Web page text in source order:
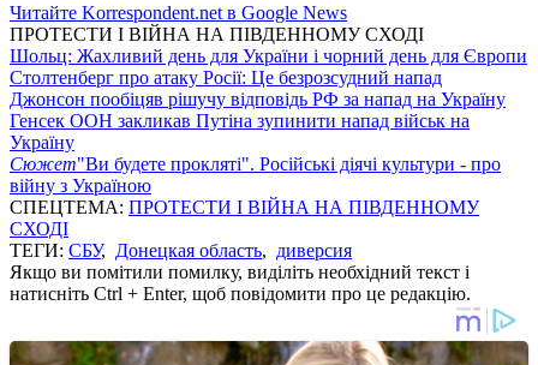
Читайте Korrespondent.net в Google News
ПРОТЕСТИ І ВІЙНА НА ПІВДЕННОМУ СХОДІ
Шольц: Жахливий день для України і чорний день для Європи
Столтенберг про атаку Росії: Це безрозсудний напад
Джонсон пообіцяв рішучу відповідь РФ за напад на Україну
Генсек ООН закликав Путіна зупинити напад військ на
Україну
Сюжет"Ви будете прокляті". Російські діячі культури - про
війну з Україною
СПЕЦТЕМА: ПРОТЕСТИ І ВІЙНА НА ПІВДЕННОМУ
СХОДІ
ТЕГИ: СБУ, Донецкая область, диверсия
Якщо ви помітили помилку, виділіть необхідний текст і
натисніть Ctrl + Enter, щоб повідомити про це редакцію.